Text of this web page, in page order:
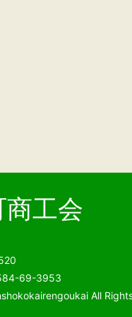
工会
69-3953
All